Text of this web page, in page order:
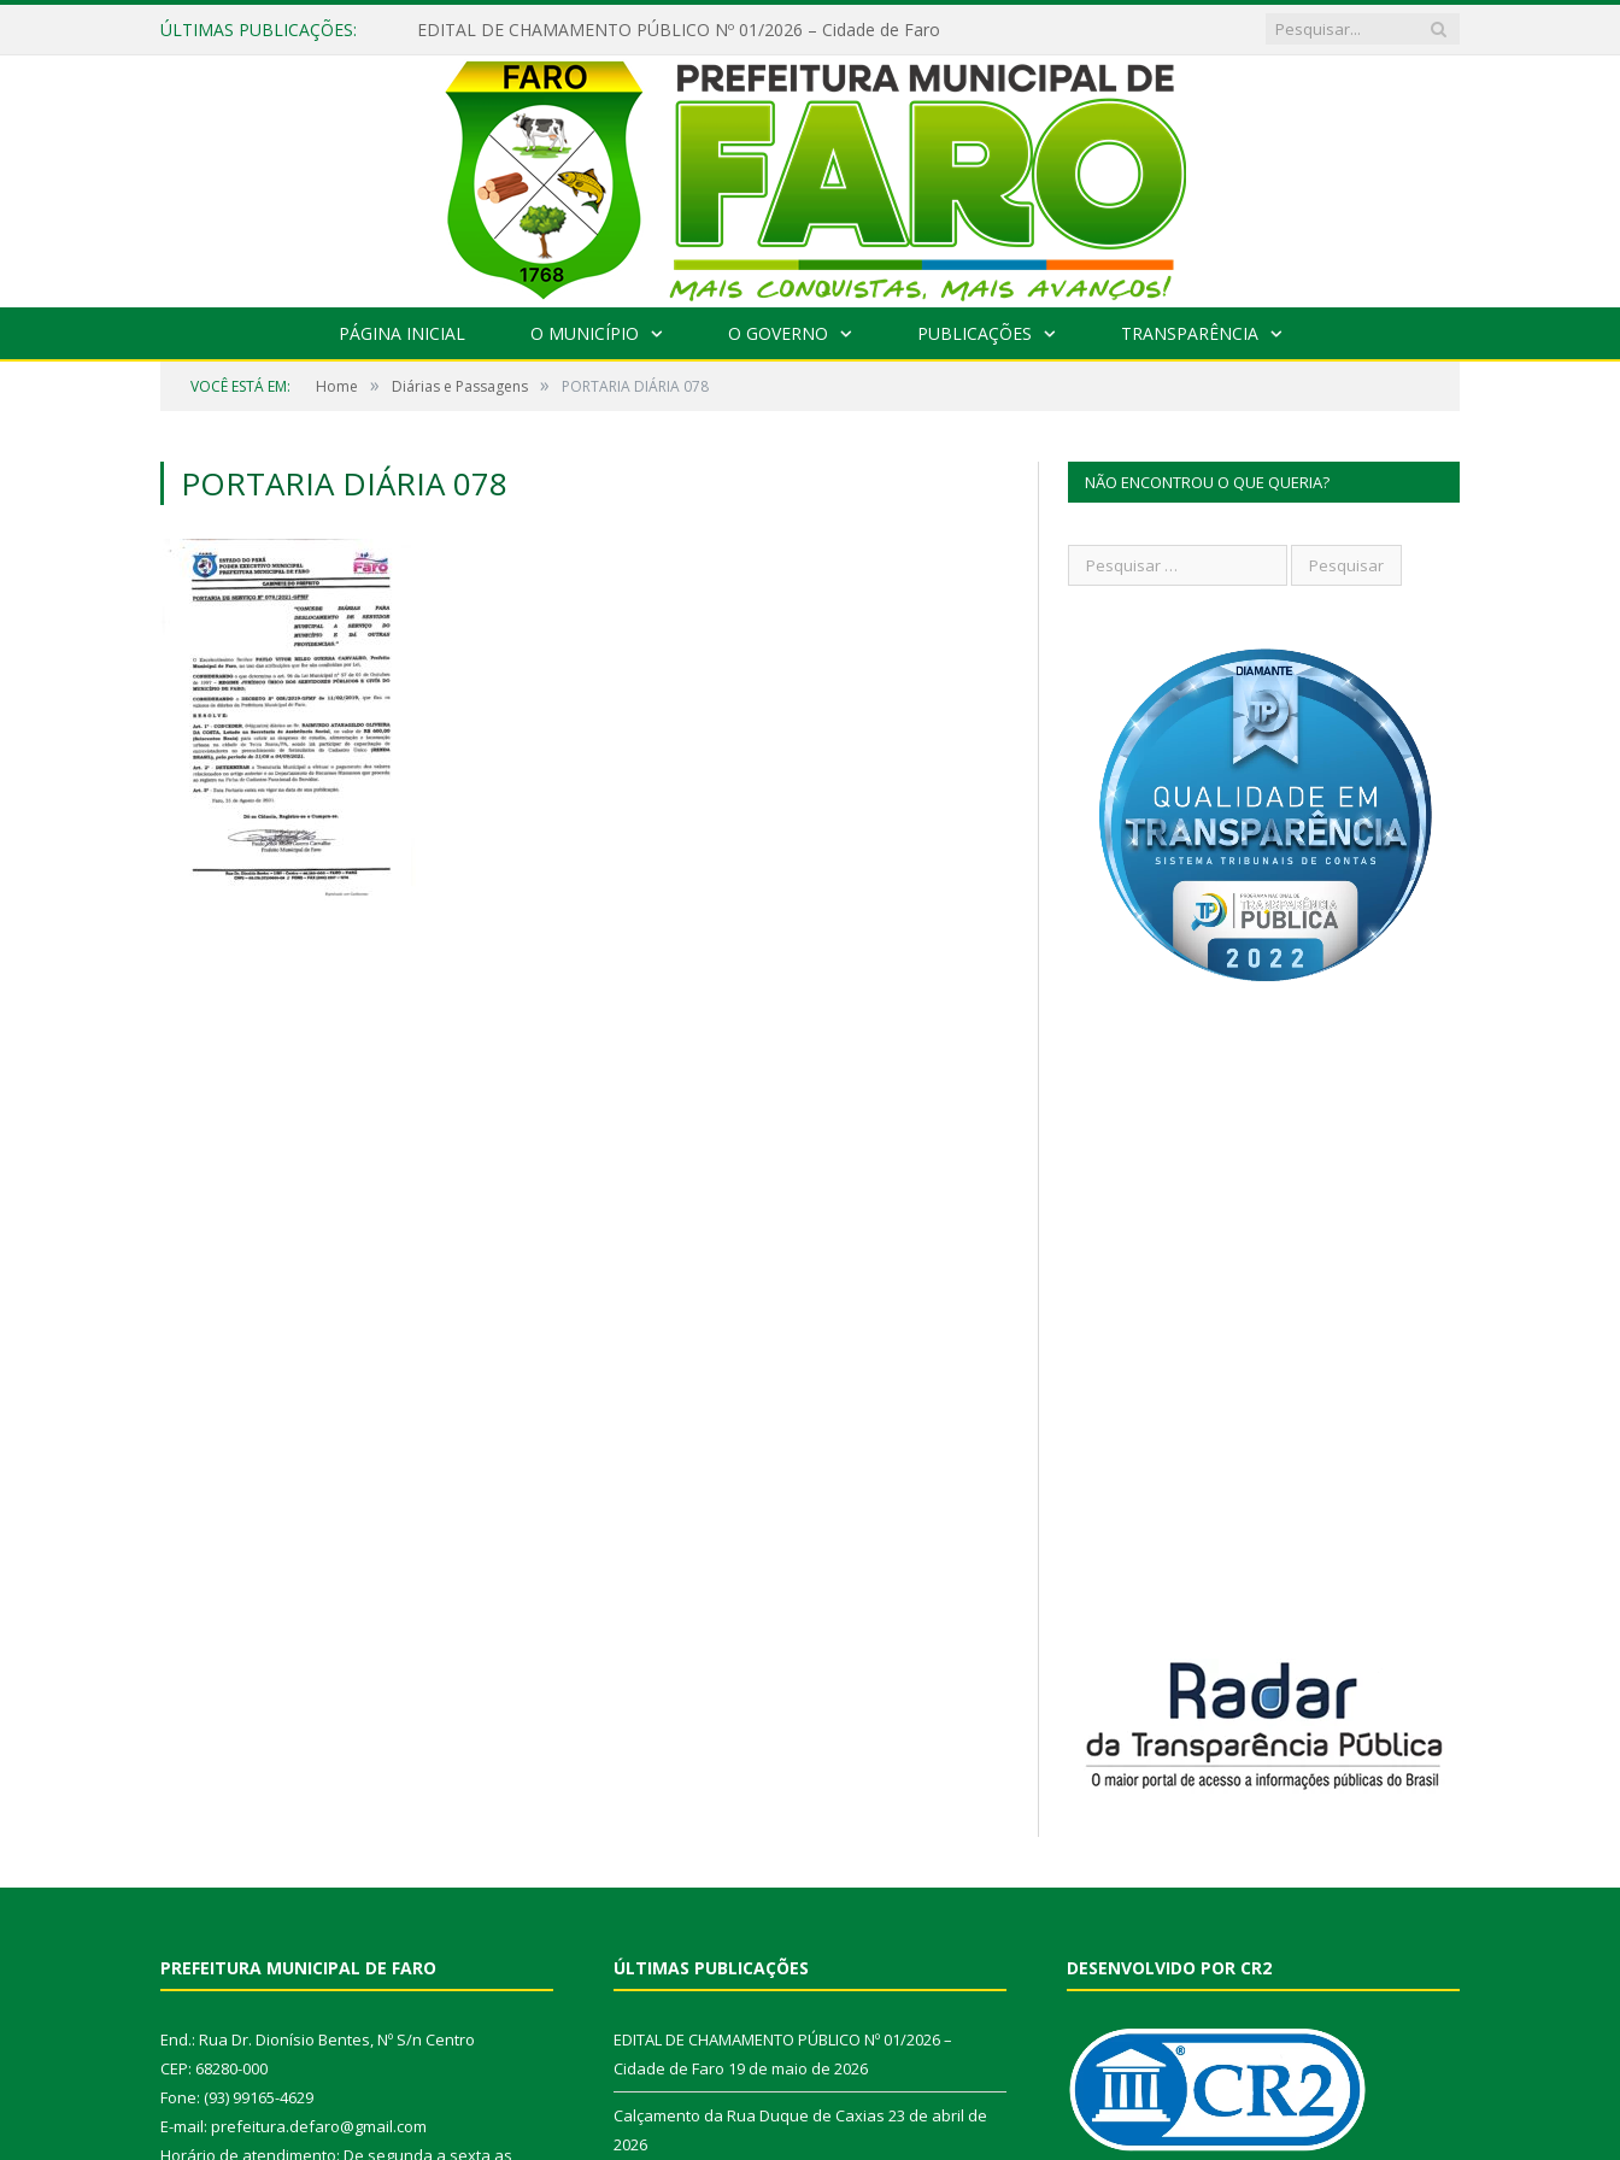
ÚLTIMAS PUBLICAÇÕES: EDITAL DE CHAMAMENTO PÚBLICO Nº 01/2026 – Cidade de Faro
PÁGINA INICIAL O MUNICÍPIO O GOVERNO PUBLICAÇÕES TRANSPARÊNCIA
VOCÊ ESTÁ EM: Home » Diárias e Passagens » PORTARIA DIÁRIA 078
PORTARIA DIÁRIA 078 NÃO ENCONTROU O QUE QUERIA?
PREFEITURA MUNICIPAL DE FARO
End.: Rua Dr. Dionísio Bentes, Nº S/n Centro
CEP: 68280-000
Fone: (93) 99165-4629
E-mail: prefeitura.defaro@gmail.com
Horário de atendimento: De segunda a sexta as
ÚLTIMAS PUBLICAÇÕES
EDITAL DE CHAMAMENTO PÚBLICO Nº 01/2026 –
Cidade de Faro 19 de maio de 2026
Calçamento da Rua Duque de Caxias 23 de abril de
2026
DESENVOLVIDO POR CR2